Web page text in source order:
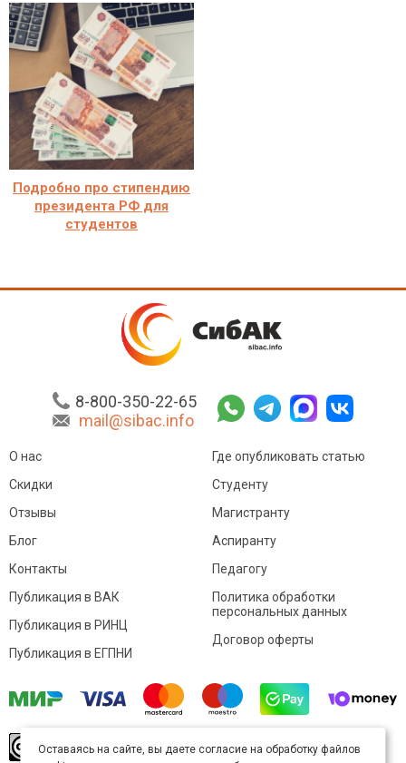
Подробно про стипендию
президента РФ для
студентов
8-800-350-22-65
mail@sibac.info
О нас
Скидки
Отзывы
Блог
Контакты
Где опубликовать статью
Студенту
Магистранту
Аспиранту
Педагогу
Публикация в ВАК
Публикация в РИНЦ
Публикация в ЕГПНИ
Политика обработки
персональных данных
Договор оферты
произведение доступно полицензии Creative
Оставаясь на сайте, вы даете согласие на обработку файлов